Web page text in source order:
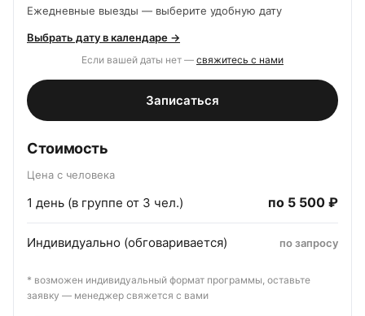
Ежедневные выезды — выберите удобную дату
Выбрать дату в календаре →
Если вашей даты нет — свяжитесь с нами
Записаться
Стоимость
Цена с человека
1 день (в группе от 3 чел.) по 5 500 ₽
Индивидуально (обговаривается) по запросу
* возможен индивидуальный формат программы, оставьте
заявку — менеджер свяжется с вами